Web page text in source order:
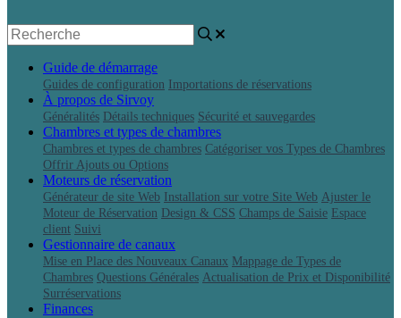
Guide de démarrage
Guides de configuration Importations de réservations
À propos de Sirvoy
Généralités Détails techniques Sécurité et sauvegardes
Chambres et types de chambres
Chambres et types de chambres Catégoriser vos Types de Chambres
Offrir Ajouts ou Options
Moteurs de réservation
Générateur de site Web Installation sur votre Site Web Ajuster le
Moteur de Réservation Design & CSS Champs de Saisie Espace
client Suivi
Gestionnaire de canaux
Mise en Place des Nouveaux Canaux Mappage de Types de
Chambres Questions Générales Actualisation de Prix et Disponibilité
Surréservations
Finances